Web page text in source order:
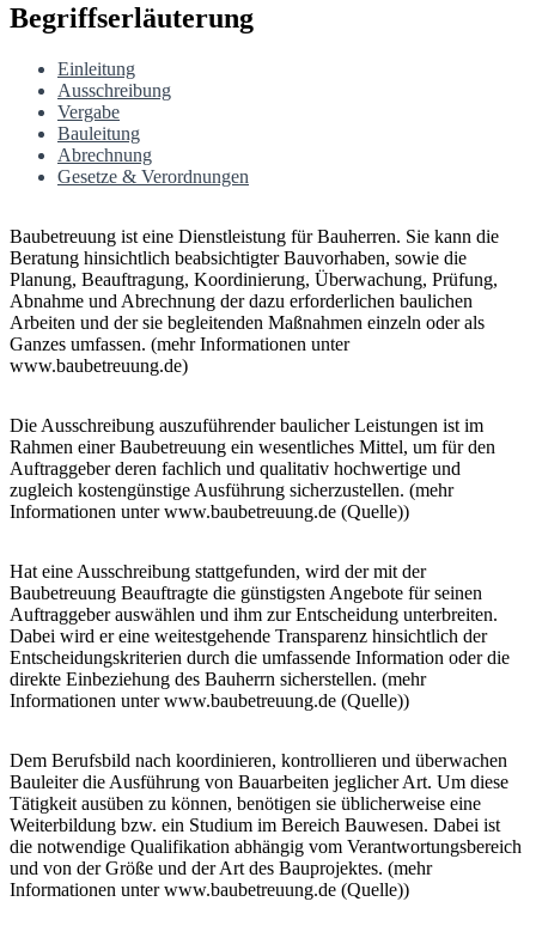
Begriffserläuterung
Einleitung
Ausschreibung
Vergabe
Bauleitung
Abrechnung
Gesetze & Verordnungen
Baubetreuung ist eine Dienstleistung für Bauherren. Sie kann die
Beratung hinsichtlich beabsichtigter Bauvorhaben, sowie die
Planung, Beauftragung, Koordinierung, Überwachung, Prüfung,
Abnahme und Abrechnung der dazu erforderlichen baulichen
Arbeiten und der sie begleitenden Maßnahmen einzeln oder als
Ganzes umfassen. (mehr Informationen unter
www.baubetreuung.de)
Die Ausschreibung auszuführender baulicher Leistungen ist im
Rahmen einer Baubetreuung ein wesentliches Mittel, um für den
Auftraggeber deren fachlich und qualitativ hochwertige und
zugleich kostengünstige Ausführung sicherzustellen. (mehr
Informationen unter www.baubetreuung.de (Quelle))
Hat eine Ausschreibung stattgefunden, wird der mit der
Baubetreuung Beauftragte die günstigsten Angebote für seinen
Auftraggeber auswählen und ihm zur Entscheidung unterbreiten.
Dabei wird er eine weitestgehende Transparenz hinsichtlich der
Entscheidungskriterien durch die umfassende Information oder die
direkte Einbeziehung des Bauherrn sicherstellen. (mehr
Informationen unter www.baubetreuung.de (Quelle))
Dem Berufsbild nach koordinieren, kontrollieren und überwachen
Bauleiter die Ausführung von Bauarbeiten jeglicher Art. Um diese
Tätigkeit ausüben zu können, benötigen sie üblicherweise eine
Weiterbildung bzw. ein Studium im Bereich Bauwesen. Dabei ist
die notwendige Qualifikation abhängig vom Verantwortungsbereich
und von der Größe und der Art des Bauprojektes. (mehr
Informationen unter www.baubetreuung.de (Quelle))